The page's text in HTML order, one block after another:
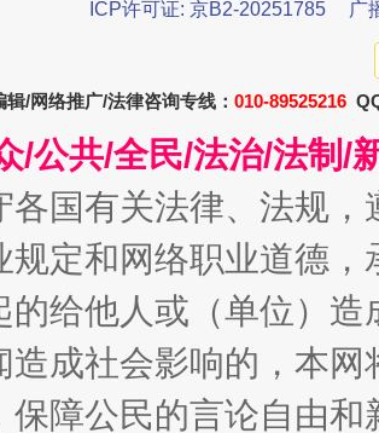
窑火 生生不息
ICP许可证: 京B2-20251785
广
辑/网络推广/法律咨询专线： 010-89525216
/公共/全民/法治/法制/
各国有关法律、法规
规定和网络职业道德
的给他人或（单位）
造成社会影响的，本
保障公民的言论自由